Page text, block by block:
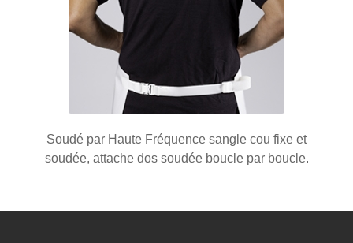
Soudé par Haute Fréquence sangle cou fixe et
soudée, attache dos soudée boucle par boucle.